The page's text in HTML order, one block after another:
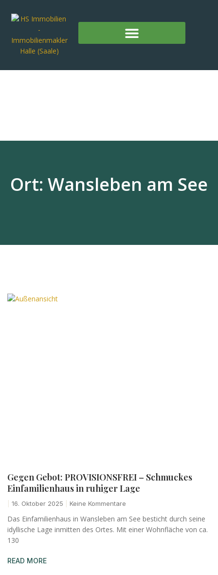
Ort: Wansleben am See
Gegen Gebot: PROVISIONSFREI – Schmuckes
Einfamilienhaus in ruhiger Lage
16. Oktober 2025 Keine Kommentare
Das Einfamilienhaus in Wansleben am See besticht durch seine
idyllische Lage inmitten des Ortes. Mit einer Wohnfläche von ca.
130
READ MORE